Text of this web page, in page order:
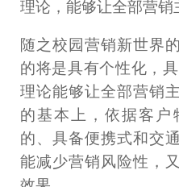
理论，能够让全部营销
随之校园营销新世界
的将是具有个性化，
理论能够让全部营销
的基本上，依据客户
的、具备便携式和交
能减少营销风险性，